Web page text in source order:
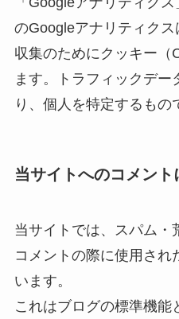
のGoogleアナリティク
収集のためにクッキー（
ます。トラフィックデー
り、個人を特定するもの
当サイトへのコメント
当サイトでは、スパム・
コメントの際に使用され
います。
これはブログの標準機能